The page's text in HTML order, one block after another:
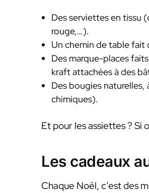
Des serviettes en tissu
rouge,…).
Un chemin de table fait
Des marque-places
kraft attachées à des
Des bougies naturelles,
chimiques).
Et pour les assiettes ? Si
Les cadeaux
Chaque Noël, c’est des